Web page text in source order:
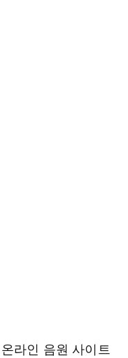
라인 음원 사이트